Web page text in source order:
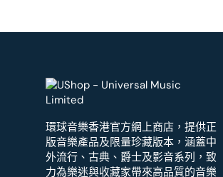
環球音樂香港官方網上商店，提供正
版音樂產品及限量珍藏版本，涵蓋中
外流行、古典、爵士及影音系列，致
力為樂迷與收藏家帶來高品質的音樂